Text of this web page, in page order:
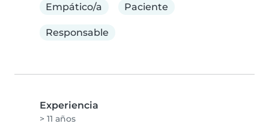
Empático/a
Paciente
Responsable
Experiencia
> 11 años